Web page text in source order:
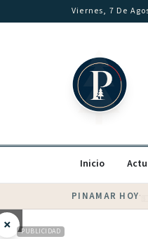
Saltar al contenidoViernes, 7 De
Inicio
PINAMAR HOY·
× PUBLICIDAD